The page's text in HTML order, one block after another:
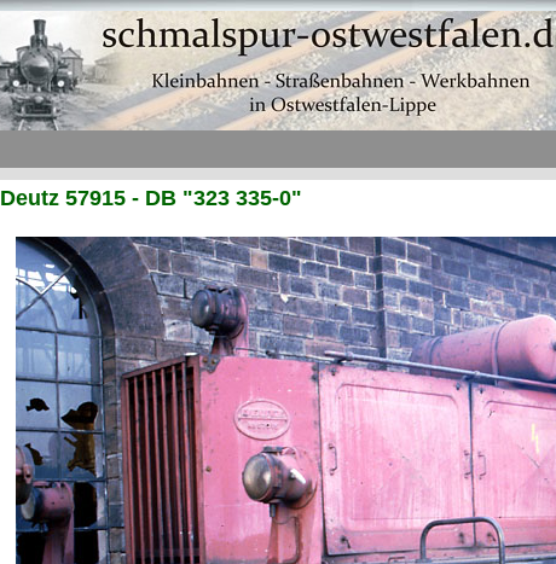
Deutz 57915 - DB "323 335-0"